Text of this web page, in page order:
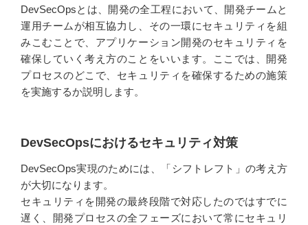
DevSecOpsとは、開発の全工程において、開発チームと
運用チームが相互協力し、その一環にセキュリティを組
みこむことで、アプリケーション開発のセキュリティを
確保していく考え方のことをいいます。ここでは、開発
プロセスのどこで、セキュリティを確保するための施策
を実施するか説明します。
DevSecOpsにおけるセキュリティ対策
DevSecOps実現のためには、「シフトレフト」の考え方
が大切になります。
セキュリティを開発の最終段階で対応したのではすでに
遅く、開発プロセスの全フェーズにおいて常にセキュリ